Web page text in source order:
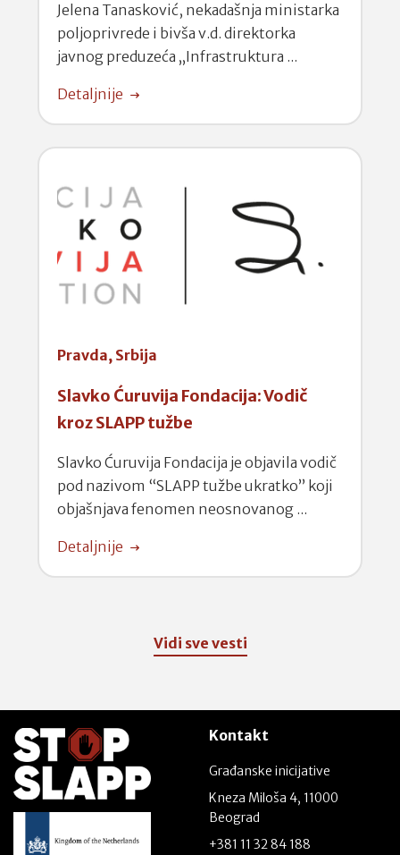
Jelena Tanasković, nekadašnja ministarka
poljoprivrede i bivša v.d. direktorka
javnog preduzeća „Infrastruktura ...
Detaljnije
Pravda, Srbija
Slavko Ćuruvija Fondacija: Vodič
kroz SLAPP tužbe
Slavko Ćuruvija Fondacija je objavila vodič
pod nazivom “SLAPP tužbe ukratko” koji
objašnjava fenomen neosnovanog ...
Detaljnije
Vidi sve vesti
Kontakt
Građanske inicijative
Kneza Miloša 4, 11000
Beograd
+381 11 32 84 188